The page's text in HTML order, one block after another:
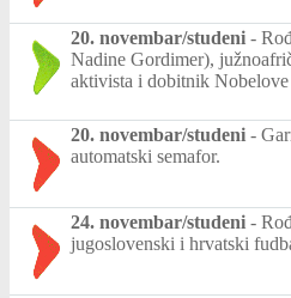
20. novembar/studeni -
Nadine Gordimer),
aktivista i dobitnik
20. novembar/studeni -
automatski semafor.
24. novembar/studeni -
jugoslovenski i hrvatski